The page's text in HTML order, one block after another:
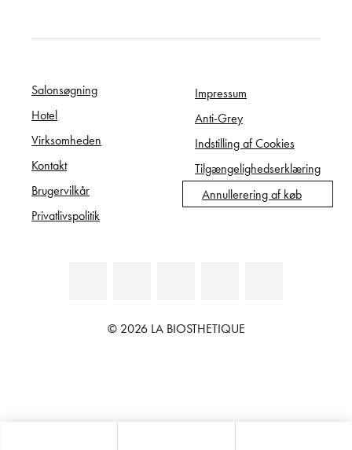
Salonsøgning
Hotel
Virksomheden
Kontakt
Brugervilkår
Privatlivspolitik
Impressum
Anti-Grey
Indstilling af Cookies
Tilgængelighedserklæring
Annullerering af køb
© 2026 LA BIOSTHETIQUE